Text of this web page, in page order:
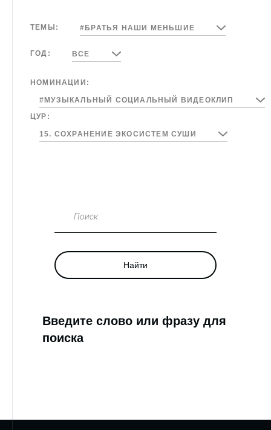
ТЕМЫ: #БРАТЬЯ НАШИ МЕНЬШИЕ
ГОД: ВСЕ
НОМИНАЦИИ:
#МУЗЫКАЛЬНЫЙ СОЦИАЛЬНЫЙ ВИДЕОКЛИП
ЦУР:
15. СОХРАНЕНИЕ ЭКОСИСТЕМ СУШИ
Поиск
Найти
Введите слово или фразу для
поиска